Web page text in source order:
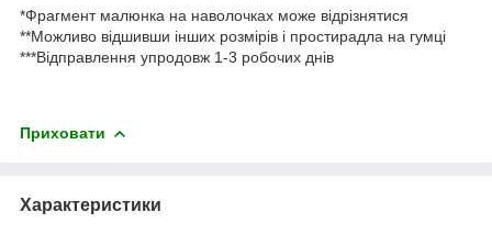
*Фрагмент малюнка на наволочках може відрізнятися
**Можливо відшивши інших розмірів і простирадла на гумці
***Відправлення упродовж 1-3 робочих днів
Приховати
Характеристики